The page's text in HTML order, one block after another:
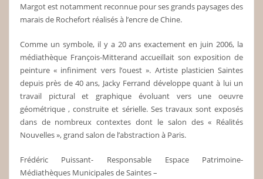
Margot est notamment reconnue pour ses grands paysages des
marais de Rochefort réalisés à l’encre de Chine.
Comme un symbole, il y a 20 ans exactement en juin 2006, la
médiathèque François-Mitterand accueillait son exposition de
peinture « infiniment vers l’ouest ». Artiste plasticien Saintes
depuis près de 40 ans, Jacky Ferrand développe quant à lui un
travail pictural et graphique évoluant vers une oeuvre
géométrique , construite et sérielle. Ses travaux sont exposés
dans de nombreux contextes dont le salon des « Réalités
Nouvelles », grand salon de l’abstraction à Paris.
Frédéric Puissant- Responsable Espace Patrimoine-
Médiathèques Municipales de Saintes –